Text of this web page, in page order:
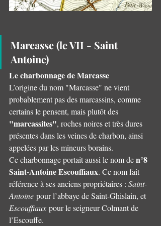
Marcasse (le VII - Saint
Antoine)
Le charbonnage de Marcasse
L’origine du nom "Marcasse" ne vient
probablement pas des marcassins, comme
certains le pensent, mais plutôt des
"marcassites", roches noires et très dures
présentes dans les veines de charbon, ainsi
appelées par les mineurs borains.
Ce charbonnage portait aussi le nom de n°8
Saint-Antoine Escouffiaux. Ce nom fait
référence à ses anciens propriétaires : Saint-
Antoine pour l’abbaye de Saint-Ghislain, et
Escouffiaux pour le seigneur Colmant de
l’Escouffe.